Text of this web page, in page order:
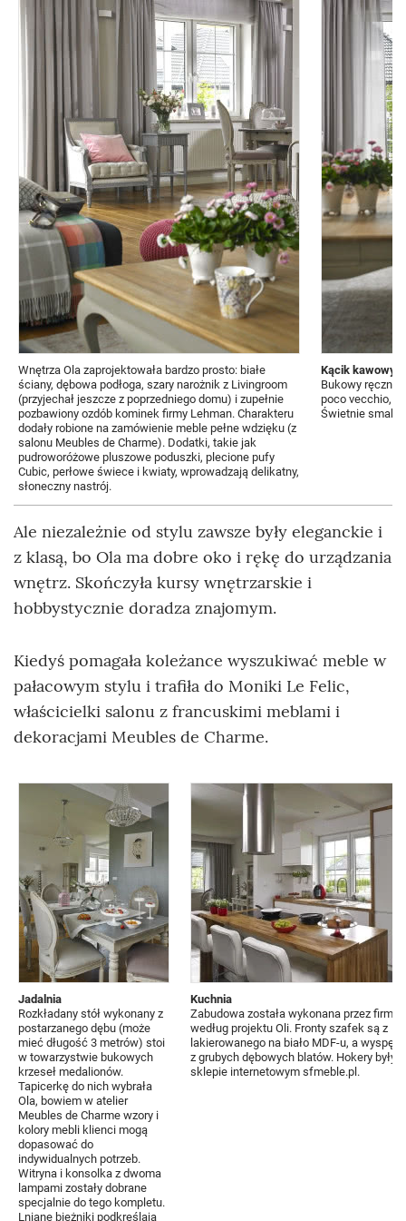
Wnętrza Ola zaprojektowała bardzo prosto: białe
ściany, dębowa podłoga, szary narożnik z Livingroom
(przyjechał jeszcze z poprzedniego domu) i zupełnie
pozbawiony ozdób kominek firmy Lehman. Charakteru
dodały robione na zamówienie meble pełne wdzięku (z
salonu Meubles de Charme). Dodatki, takie jak
pudroworóżowe pluszowe poduszki, plecione pufy
Cubic, perłowe świece i kwiaty, wprowadzają delikatny,
słoneczny nastrój.
Kącik kawowy
Bukowy ręcznie
poco vecchio, i
Świetnie
Ale niezależnie od stylu zawsze były eleganckie i
z klasą, bo Ola ma dobre oko i rękę do urządzania
wnętrz. Skończyła kursy wnętrzarskie i
hobbystycznie doradza znajomym.
Kiedyś pomagała koleżance wyszukiwać meble w
pałacowym stylu i trafiła do Moniki Le Felic,
właścicielki salonu z francuskimi meblami i
dekoracjami Meubles de Charme.
Jadalnia
Rozkładany stół wykonany z
postarzanego dębu (może
mieć długość 3 metrów) stoi
w towarzystwie bukowych
krzeseł medalionów.
Tapicerkę do nich wybrała
Ola, bowiem w atelier
Meubles de Charme wzory i
kolory mebli klienci mogą
dopasować do
indywidualnych potrzeb.
Witryna i konsolka z dwoma
lampami zostały dobrane
specjalnie do tego kompletu.
Lniane bieżniki podkreślają
Kuchnia
Zabudowa została wykonana przez firmę
według projektu Oli. Fronty szafek są z
lakierowanego na biało MDF-u, a wyspę
z grubych dębowych blatów. Hokery były
sklepie internetowym sfmeble.pl.